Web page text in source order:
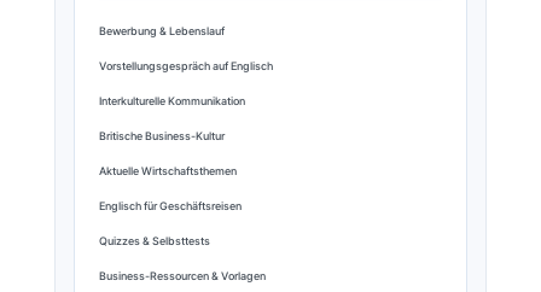
Bewerbung & Lebenslauf
Vorstellungsgespräch auf Englisch
Interkulturelle Kommunikation
Britische Business-Kultur
Aktuelle Wirtschaftsthemen
Englisch für Geschäftsreisen
Quizzes & Selbsttests
Business-Ressourcen & Vorlagen